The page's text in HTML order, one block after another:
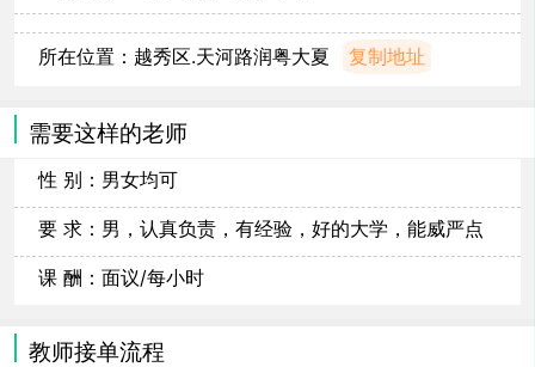
所在位置： 越秀区.天河路润粤大夏 复制地址
需要这样的老师
性 别：男女均可
要 求：男，认真负责，有经验，好的大学，能威严点
课 酬：面议/每小时
教师接单流程